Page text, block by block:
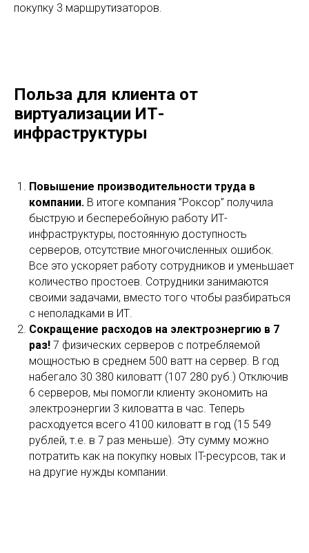
покупку 3 маршрутизаторов.
Польза для клиента от
виртуализации ИТ-
инфраструктуры
Повышение производительности труда в
компании. В итоге компания ”Роксор” получила
быструю и бесперебойную работу ИТ-
инфраструктуры, постоянную доступность
серверов, отсутствие многочисленных ошибок.
Все это ускоряет работу сотрудников и уменьшает
количество простоев. Сотрудники занимаются
своими задачами, вместо того чтобы разбираться
с неполадками в ИТ.
Сокращение расходов на электроэнергию в 7
раз! 7 физических серверов с потребляемой
мощностью в среднем 500 ватт на сервер. В год
набегало 30 380 киловатт (107 280 руб.) Отключив
6 серверов, мы помогли клиенту экономить на
электроэнергии 3 киловатта в час. Теперь
расходуется всего 4100 киловатт в год (15 549
рублей, т.е. в 7 раз меньше). Эту сумму можно
потратить как на покупку новых IT-ресурсов, так и
на другие нужды компании.